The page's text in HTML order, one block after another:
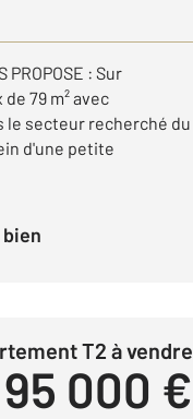
PROPOSE : Sur
79 m² avec
le secteur recherché du
d'une petite
bien
T2 à vendre
95 000 €